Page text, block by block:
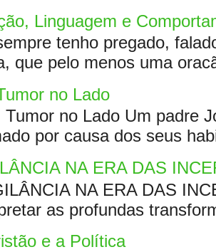
Linguagem e
tenho pregado,
que pelo menos uma
no Lado
Tumor no Lado Um padre
por causa dos seus
NA ERA DAS
NA ERA DAS
as profundas
e a Política